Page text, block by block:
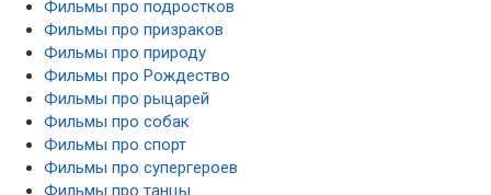
Фильмы про подростков
Фильмы про призраков
Фильмы про природу
Фильмы про Рождество
Фильмы про рыцарей
Фильмы про собак
Фильмы про спорт
Фильмы про супергероев
Фильмы про танцы